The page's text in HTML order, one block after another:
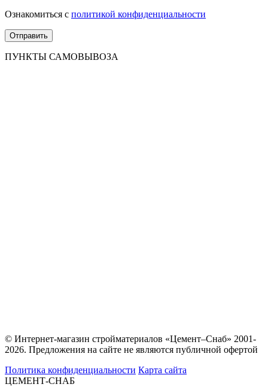
Ознакомиться с политикой конфиденциальности
ПУНКТЫ САМОВЫВОЗА
© Интернет-магазин стройматериалов «Цемент–Снаб» 2001-
2026. Предложения на сайте не являются публичной офертой
Политика конфиденциальности Карта сайта
ЦЕМЕНТ-СНАБ